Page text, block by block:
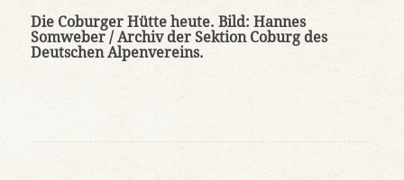
Die Coburger Hütte heute. Bild: Hannes
Somweber / Archiv der Sektion Coburg des
Deutschen Alpenvereins.